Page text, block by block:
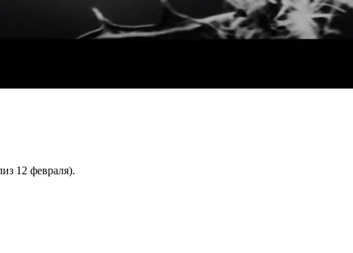
12 февраля).